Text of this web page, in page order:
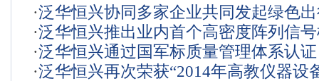
·泛华恒兴协同多家企业共同发起绿色
·泛华恒兴推出业内首个高密度阵列信
·泛华恒兴通过国军标质量管理体系认证
·泛华恒兴再次荣获“2014年高教仪器设